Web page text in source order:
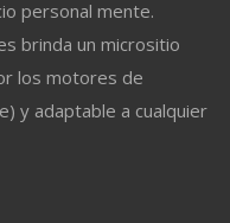
personal mente.
brinda un micrositio
los motores de
y adaptable a cualquier